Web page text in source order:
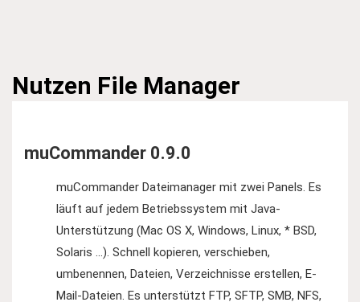
Nutzen File Manager
muCommander 0.9.0
muCommander Dateimanager mit zwei Panels. Es
läuft auf jedem Betriebssystem mit Java-
Unterstützung (Mac OS X, Windows, Linux, * BSD,
Solaris ...). Schnell kopieren, verschieben,
umbenennen, Dateien, Verzeichnisse erstellen, E-
Mail-Dateien. Es unterstützt FTP, SFTP, SMB, NFS,